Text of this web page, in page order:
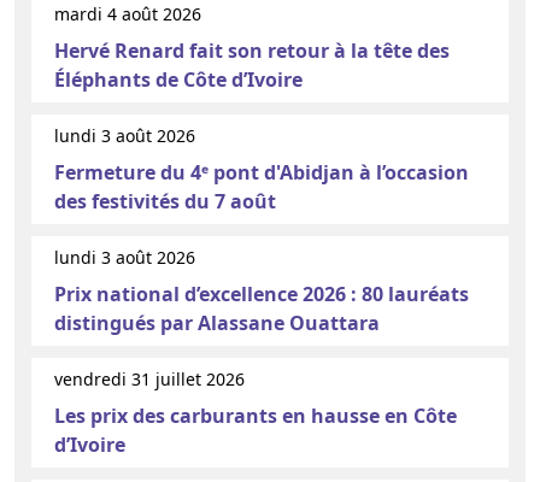
mardi 4 août 2026
Hervé Renard fait son retour à la tête des
Éléphants de Côte d’Ivoire
lundi 3 août 2026
Fermeture du 4ᵉ pont d'Abidjan à l’occasion
des festivités du 7 août
lundi 3 août 2026
Prix national d’excellence 2026 : 80 lauréats
distingués par Alassane Ouattara
vendredi 31 juillet 2026
Les prix des carburants en hausse en Côte
d’Ivoire